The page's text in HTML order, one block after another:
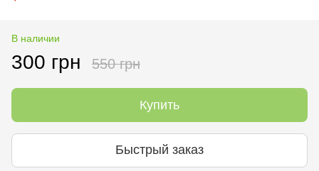
В наличии
300 грн 550 грн
Купить
Быстрый заказ